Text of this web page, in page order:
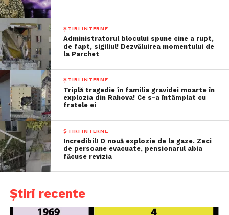
ȘTIRI INTERNE
Administratorul blocului spune cine a rupt,
de fapt, sigiliul! Dezvăluirea momentului de
la Parchet
ȘTIRI INTERNE
Triplă tragedie în familia gravidei moarte în
explozia din Rahova! Ce s-a întâmplat cu
fratele ei
ȘTIRI INTERNE
Incredibil! O nouă explozie de la gaze. Zeci
de persoane evacuate, pensionarul abia
făcuse revizia
Știri recente